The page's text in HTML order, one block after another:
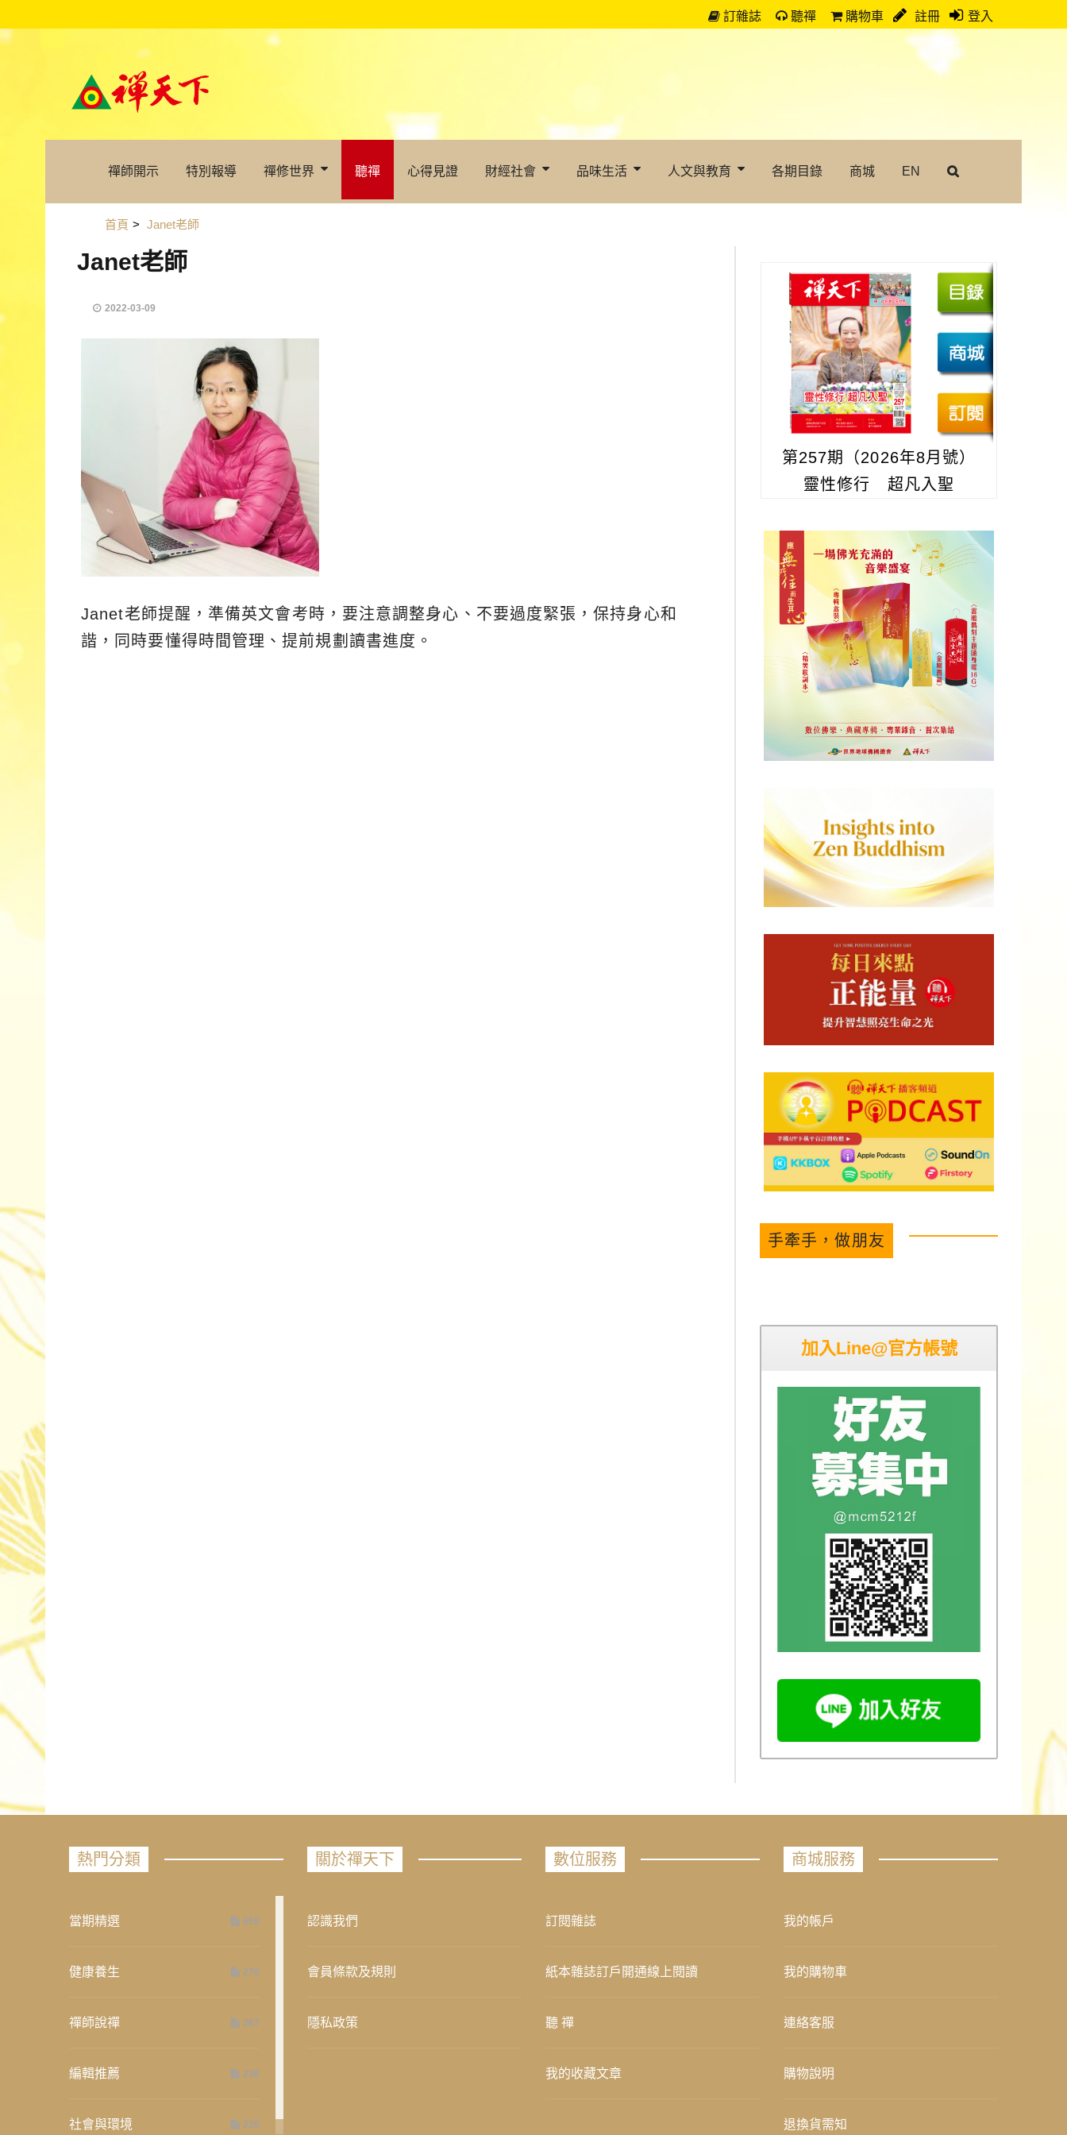
訂雜誌 聽禪 購物車 註冊 登入
禪師開示 特別報導 禪修世界 聽禪 心得見證 財經社會 品味生活 人文與教育 各期目錄 商城 EN
首頁 > Janet老師
Janet老師
2022-03-09
Janet老師提醒，準備英文會考時，要注意調整身心、不要過度緊張，保持身心和
諧，同時要懂得時間管理、提前規劃讀書進度。
第257期（2026年8月號）
靈性修行 超凡入聖
手牽手，做朋友
加入Line@官方帳號
熱門分類
當期精選 658
健康養生 276
禪師說禪 267
編輯推薦 236
社會與環境 235
關於禪天下
認識我們
會員條款及規則
隱私政策
數位服務
訂閱雜誌
紙本雜誌訂戶開通線上閱讀
聽 禪
我的收藏文章
商城服務
我的帳戶
我的購物車
連絡客服
購物說明
退換貨需知